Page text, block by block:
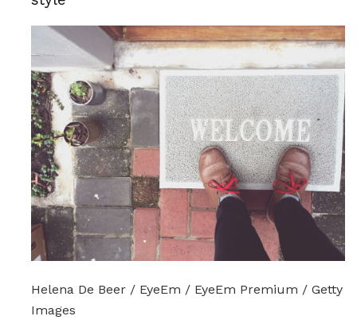
Helena De Beer / EyeEm / EyeEm Premium / Getty
Images